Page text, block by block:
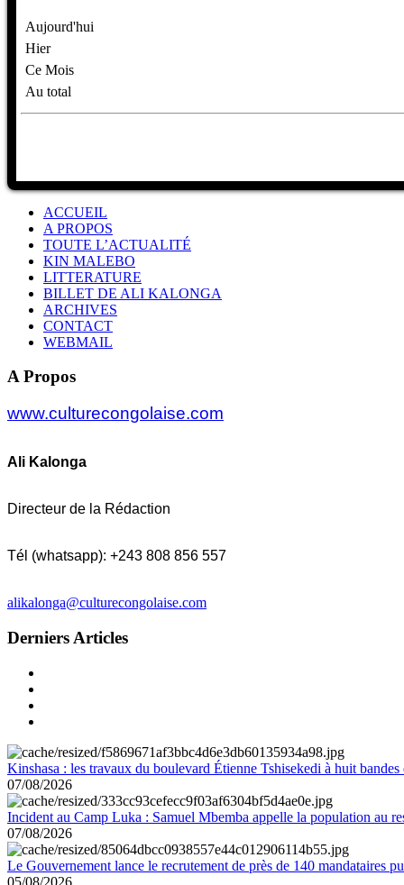
Aujourd'hui
Hier
Ce Mois
Au total
ACCUEIL
A PROPOS
TOUTE L’ACTUALITÉ
KIN MALEBO
LITTERATURE
BILLET DE ALI KALONGA
ARCHIVES
CONTACT
WEBMAIL
A Propos
www.culturecongolaise.com
Ali Kalonga
Directeur de la Rédaction
Tél (whatsapp): +243 808 856 557
alikalonga@culturecongolaise.com
Derniers Articles
Kinshasa : les travaux du boulevard Étienne Tshisekedi à huit
07/08/2026
Incident au Camp Luka : Samuel Mbemba appelle la population au
07/08/2026
Le Gouvernement lance le recrutement de près de 140 mandataires
05/08/2026